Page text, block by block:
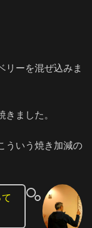
リーを混ぜ込みま
ました。
ういう焼き加減の